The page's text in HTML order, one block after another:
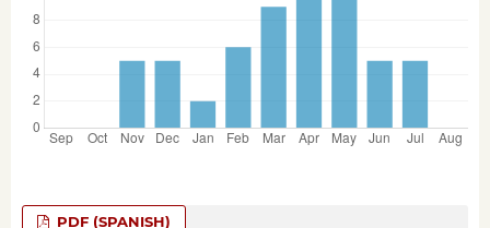
PDF (SPANISH)